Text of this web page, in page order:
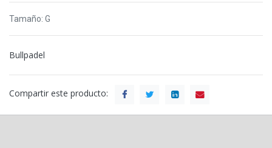
Tamaño: G
Bullpadel
Compartir este producto: